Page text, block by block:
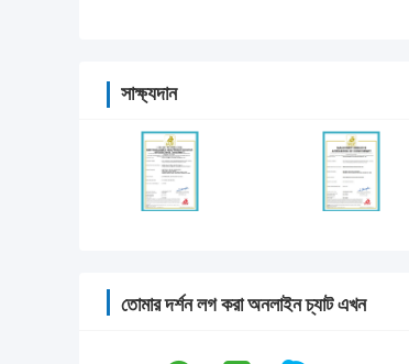
সাক্ষ্যদান
তোমার দর্শন লগ করা অনলাইন চ্যাট এখন